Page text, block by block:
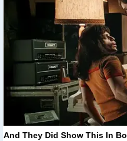
And They Did Show This In